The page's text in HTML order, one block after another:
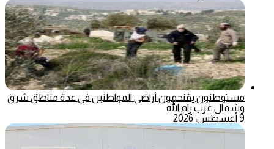
مستوطنون يقتحمون أراضي المواطنين في عدة مناطق شرق
وشمال غرب رام الله
9 أغسطس، 2026